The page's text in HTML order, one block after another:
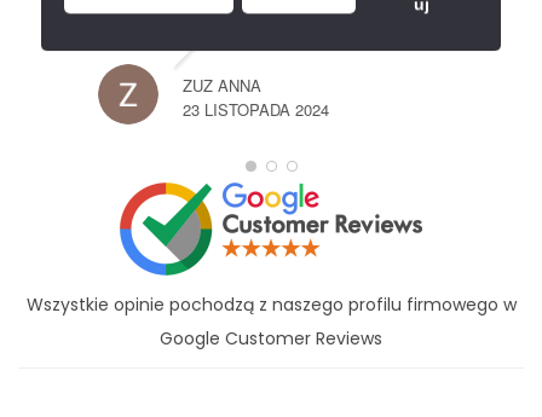
uj
ZUZ ANNA
23 LISTOPADA 2024
Wszystkie opinie pochodzą z naszego profilu firmowego w
Google Customer Reviews